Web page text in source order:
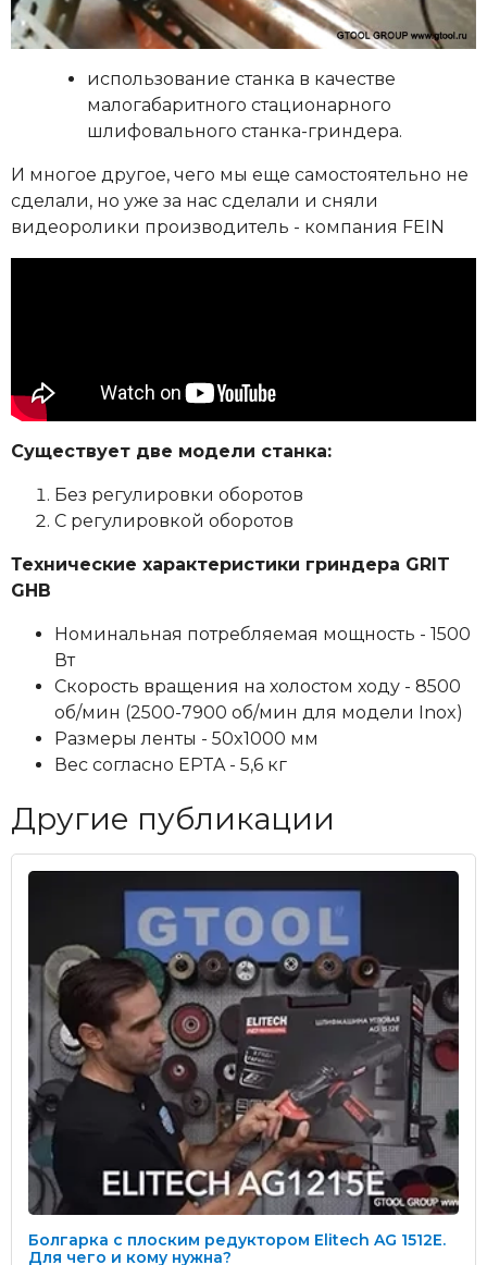
использование станка в качестве
малогабаритного стационарного
шлифовального станка-гриндера.
И многое другое, чего мы еще самостоятельно не
сделали, но уже за нас сделали и сняли
видеоролики производитель - компания FEIN
Существует две модели станка:
Без регулировки оборотов
С регулировкой оборотов
Технические характеристики гриндера GRIT
GHB
Номинальная потребляемая мощность - 1500
Вт
Скорость вращения на холостом ходу - 8500
об/мин (2500-7900 об/мин для модели Inox)
Размеры ленты - 50x1000 мм
Вес согласно EPTA - 5,6 кг
Другие публикации
Болгарка с плоским редуктором Elitech AG 1512E.
Для чего и кому нужна?